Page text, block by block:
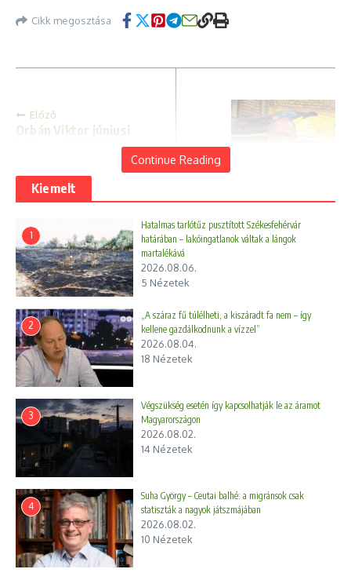
Cikk megosztása
Előző
Orbán Viktor júniusi
brüsszeli Patrióták-
Következő
Történelmi
Két év kihagyás után újra – Giro
d’Italia
2022.05.05.
Több magyarázat, kevesebb
eredmény – mit mondott
Continue Reading
Kiemelt
1
Hatalmas tarlótűz pusztított Székesfehérvár
határában – lakóingatlanok váltak a lángok
martalékává
2026.08.06.
5 Nézetek
2
„A száraz fű túlélheti, a kiszáradt fa nem – így
kellene gazdálkodnunk a vízzel”
2026.08.04.
18 Nézetek
3
Végszükség esetén így kapcsolhatják le az áramot
Magyarországon
2026.08.02.
14 Nézetek
4
Suha György – Ceutai balhé: a migránsok csak
statiszták a nagyok játszmájában
2026.08.02.
10 Nézetek